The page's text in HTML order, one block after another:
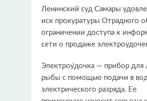
Ленинский суд Самары
иск прокуратуры Отрадного
ограничении доступа к
сети о продаже
Электроу́дочка — прибор для
рыбы с помощью подачи в
электрического разряда. Ее